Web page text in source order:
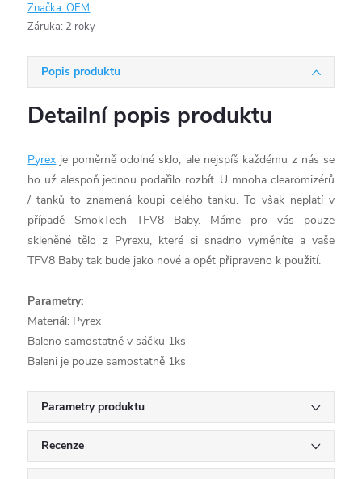
Značka:OEM
Záruka: 2 roky
Popis produktu
Detailní popis produktu
Pyrex je poměrně odolné sklo, ale nejspíš každému z nás se
ho už alespoň jednou podařilo rozbít. U mnoha clearomizérů
/ tanků to znamená koupi celého tanku. To však neplatí v
případě SmokTech TFV8 Baby. Máme pro vás pouze
skleněné tělo z Pyrexu, které si snadno vyměníte a vaše
TFV8 Baby tak bude jako nové a opět připraveno k použití.
Parametry:
Materiál: Pyrex
Baleno samostatně v sáčku 1ks
Baleni je pouze samostatně 1ks
Parametry produktu
Recenze